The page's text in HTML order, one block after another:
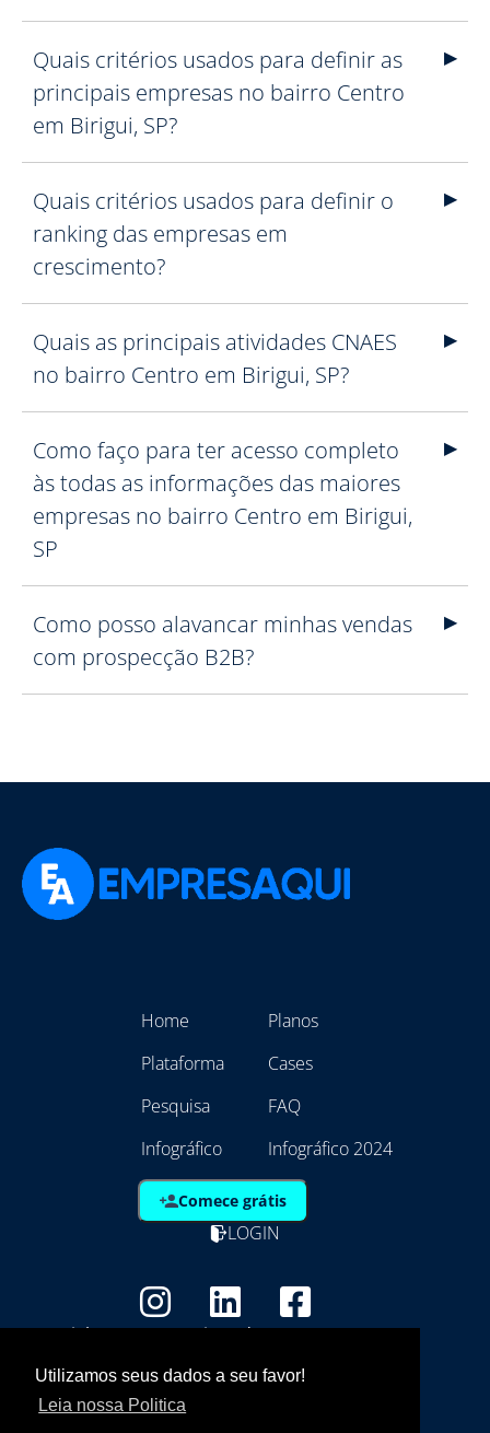
Utilizamos seus dados a seu favor!
Leia nossa Politica
Quais critérios usados para definir as
principais empresas no bairro Centro
em Birigui, SP?
Quais critérios usados para definir o
ranking das empresas em
crescimento?
Quais as principais atividades CNAES
no bairro Centro em Birigui, SP?
Como faço para ter acesso completo
às todas as informações das maiores
empresas no bairro Centro em Birigui,
SP
Como posso alavancar minhas vendas
com prospecção B2B?
Home
Plataforma
Pesquisa
Infográfico
Planos
Cases
FAQ
Infográfico 2024
Comece grátis
LOGIN
Copyright - Marca Registrada
21.792.257/0001/01